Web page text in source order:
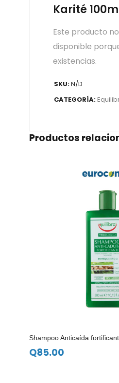
Karité
Este producto
disponible
existencias.
SKU:N/D
CATEGORÍA:
Productos
Shampoo Anticaída
Q85.00